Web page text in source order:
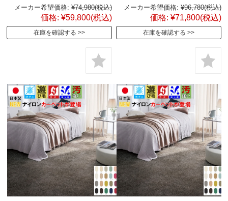
メーカー希望価格: ¥74,980(税込)
価格: ¥59,800(税込)
在庫を確認する
メーカー希望価格: ¥96,780(税込)
価格: ¥71,800(税込)
在庫を確認する